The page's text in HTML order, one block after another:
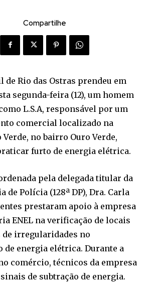
Compartilhe
de Rio das Ostras prendeu em
segunda-feira (12), um homem
L.S.A, responsável por um
comercial localizado na
Verde, no bairro Ouro Verde,
furto de energia elétrica.
pela delegada titular da
de Polícia (128ª DP), Dra. Carla
prestaram apoio à empresa
ENEL na verificação de locais
irregularidades no
energia elétrica. Durante a
comércio, técnicos da empresa
de subtração de energia.